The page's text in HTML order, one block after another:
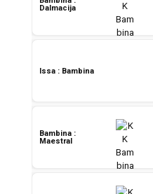
Dalmacija
Issa : Bambina
Bambina :
Maestral